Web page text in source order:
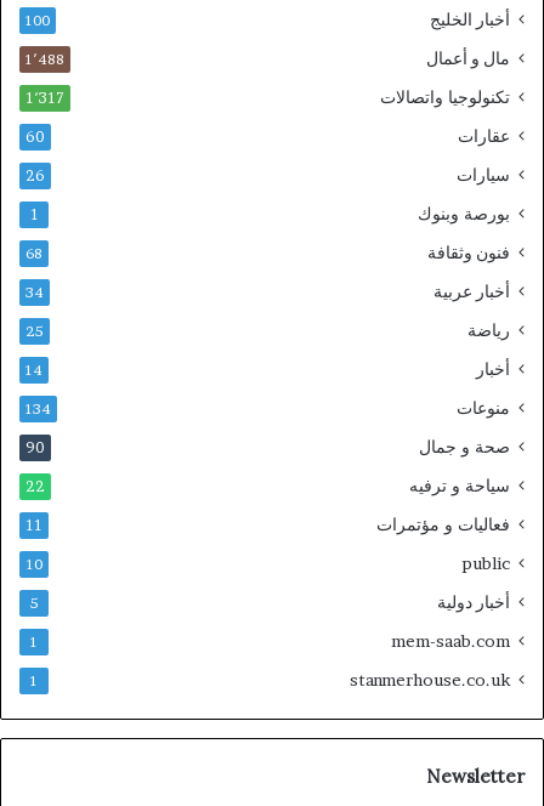
أخبار الخليج 100
مال و أعمال 1٬488
تكنولوجيا واتصالات 1٬317
عقارات 60
سيارات 26
بورصة وبنوك 1
فنون وثقافة 68
أخبار عربية 34
رياضة 25
أخبار 14
منوعات 134
صحة و جمال 90
سياحة و ترفيه 22
فعاليات و مؤتمرات 11
public
10
أخبار دولية 5
mem-saab.com
1
stanmerhouse.co.uk
1
Newsletter